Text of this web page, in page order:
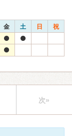
金 土 日 祝
次»